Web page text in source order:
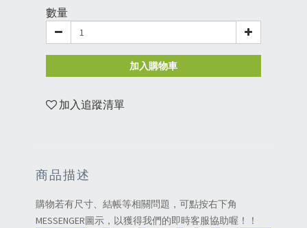
數量
加入購物車
加入追蹤清單
商品描述
購物若有尺寸、結帳等相關問題，可點按右下角
MESSENGER圖示，以獲得我們的即時客服協助喔！！